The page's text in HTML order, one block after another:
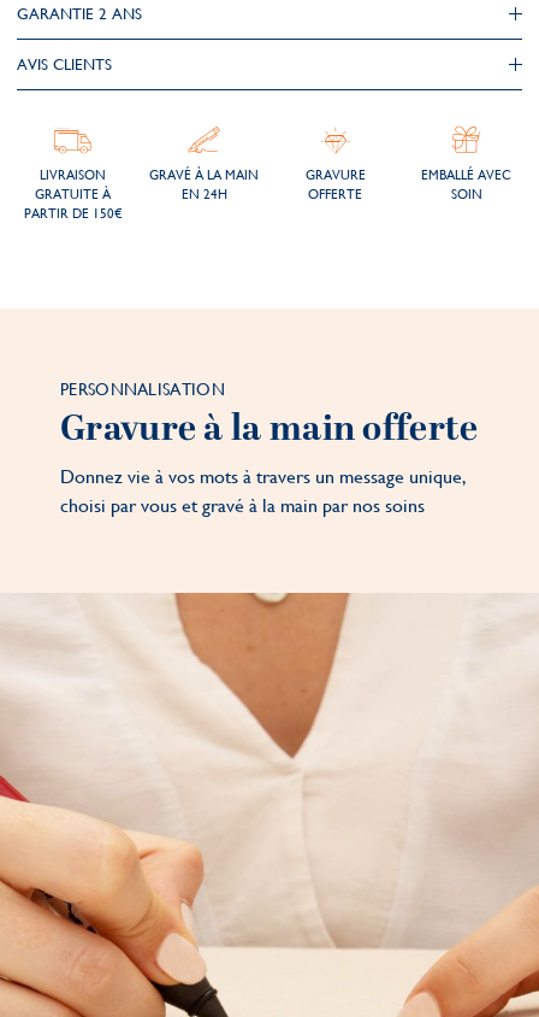
GARANTIE 2 ANS
AVIS CLIENTS
LIVRAISON
GRATUITE À
PARTIR DE 150€
GRAVÉ À LA MAIN
EN 24H
GRAVURE
OFFERTE
EMBALLÉ AVEC
SOIN
PERSONNALISATION
Gravure à la main offerte
Donnez vie à vos mots à travers un message unique,
choisi par vous et gravé à la main par nos soins